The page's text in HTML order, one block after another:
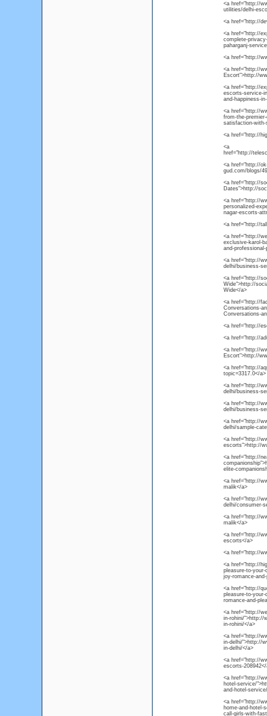
<a href="http://
utilities/delhi-
<a href="http://
<a href="http://
complete-
paharganj-
<a href="http://
<a href="http://
Escort">http://
<a href="http://
escorts-service-
and-happiness-
<a href="http://
from-the-
satisfaction-with-
<a href="http://
<a
href="http://
<a href="http://
gud.com/blogs/
<a href="http://
Dates">http://
<a href="http://
personalized-
nagar-escorts-
<a href="http://
<a href="http://
exclusive-karol-
and-
<a href="http://
delhi/business-
<a href="http://
Wide">http://
Wide</a>
<a href="http://
Conversations-
Conversations-
<a href="http://
<a href="http://
<a href="http://
Escort">http://
<a href="http://
topic=3317.0</a>
<a href="http://
delhi/business-
<a href="http://
delhi/business-
<a href="http://
delhi/sample-
<a href="http://
escorts">http://
<a href="http://
elite-
<a href="http://
malik</a>
<a href="http://
delhi/consumer-
<a href="http://
malik</a>
<a href="http://
escorts</a>
<a href="http://
<a href="http://
pleasure-to-
joy-romance-
<a href="http://
pleasure-to-
romance-and-
<a href="http://
in-rohini/">http://
in-rohini/</a>
<a href="http://
in-delhi/">http://
in-delhi/</a>
<a href="http://
escorts-208942</
<a href="http://
hotel-service/
and-hotel-
<a href="http://
home-and-hotel-
call-girls-with-